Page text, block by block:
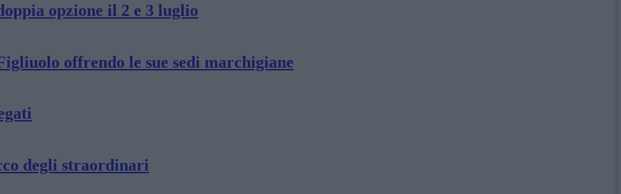
opzione il 2 e 3 luglio
offrendo le sue sedi marchigiane
degli straordinari